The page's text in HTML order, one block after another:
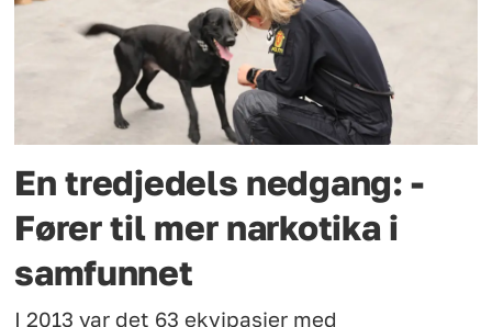
En tredjedels nedgang: -
Fører til mer narkotika i
samfunnet
I 2013 var det 63 ekvipasjer med